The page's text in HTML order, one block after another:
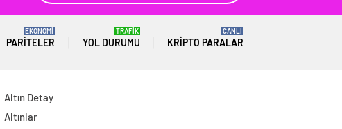
PARITELER
EKONOMİ
YOL DURUMU
TRAFİK
KRIPTO PARALAR
CANLI
Altın Detay
Altınlar